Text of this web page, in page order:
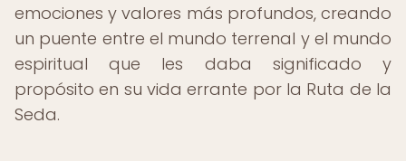
emociones y valores más profundos, creando
un puente entre el mundo terrenal y el mundo
espiritual que les daba significado y
propósito en su vida errante por la Ruta de la
Seda.